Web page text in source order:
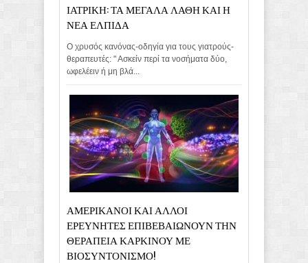
ΙΑΤΡΙΚΗ: ΤΑ ΜΕΓΑΛΑ ΛΑΘΗ ΚΑΙ Η
ΝΕΑ ΕΛΠΙΔΑ
Ο χρυσός κανόνας-οδηγία για τους γιατρούς-
θεραπευτές: " Ασκείν περί τα νοσήματα δύο,
ωφελέειν ή μη βλά...
ΑΜΕΡΙΚΑΝΟΙ ΚΑΙ ΑΛΛΟΙ
ΕΡΕΥΝΗΤΕΣ ΕΠΙΒΕΒΑΙΩΝΟΥΝ ΤΗΝ
ΘΕΡΑΠΕΙΑ ΚΑΡΚΙΝΟΥ ΜΕ
ΒΙΟΣΥΝΤΟΝΙΣΜΟ!